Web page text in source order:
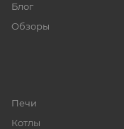
Блог
Обзоры
Печи
Котлы